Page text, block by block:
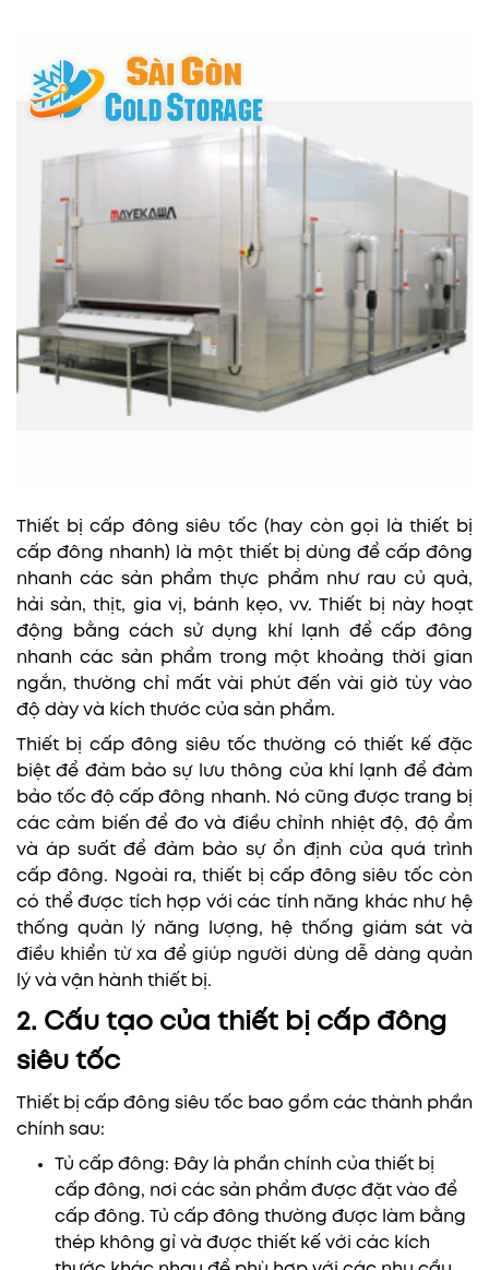
Thiết bị cấp đông siêu tốc (hay còn gọi là thiết bị
cấp đông nhanh) là một thiết bị dùng để cấp đông
nhanh các sản phẩm thực phẩm như rau củ quả,
hải sản, thịt, gia vị, bánh kẹo, vv. Thiết bị này hoạt
động bằng cách sử dụng khí lạnh để cấp đông
nhanh các sản phẩm trong một khoảng thời gian
ngắn, thường chỉ mất vài phút đến vài giờ tùy vào
độ dày và kích thước của sản phẩm.
Thiết bị cấp đông siêu tốc thường có thiết kế đặc
biệt để đảm bảo sự lưu thông của khí lạnh để đảm
bảo tốc độ cấp đông nhanh. Nó cũng được trang bị
các cảm biến để đo và điều chỉnh nhiệt độ, độ ẩm
và áp suất để đảm bảo sự ổn định của quá trình
cấp đông. Ngoài ra, thiết bị cấp đông siêu tốc còn
có thể được tích hợp với các tính năng khác như hệ
thống quản lý năng lượng, hệ thống giám sát và
điều khiển từ xa để giúp người dùng dễ dàng quản
lý và vận hành thiết bị.
2. Cấu tạo của thiết bị cấp đông
siêu tốc
Thiết bị cấp đông siêu tốc bao gồm các thành phần
chính sau:
Tủ cấp đông: Đây là phần chính của thiết bị
cấp đông, nơi các sản phẩm được đặt vào để
cấp đông. Tủ cấp đông thường được làm bằng
thép không gỉ và được thiết kế với các kích